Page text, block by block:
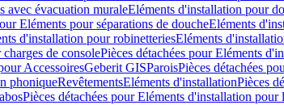
avec évacuation muraleEléments d'installation pour
Eléments pour séparations de doucheEléments
d'installation pour robinetteriesEléments
de consolePièces détachées pour Eléments
AccessoiresGeberit GISParoisPièces détachées
phoniqueRevêtementsEléments d'installationPièces
Pièces détachées pour Eléments d'installation pour